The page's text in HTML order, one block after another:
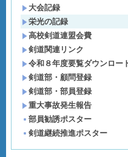
大会記録
栄光の記録
高校剣道連盟会費
剣道関連リンク
令和８年度要覧ダウンロー
剣道部・顧問登録
剣道部・部員登録
重大事故発生報告
部員勧誘ポスター
剣道継続推進ポスター